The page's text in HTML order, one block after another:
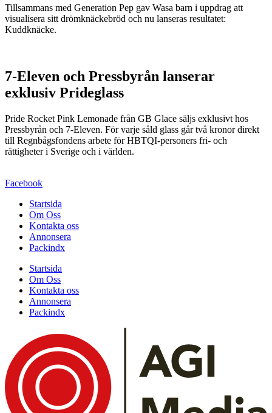
Tillsammans med Generation Pep gav Wasa barn i uppdrag att
visualisera sitt drömknäckebröd och nu lanseras resultatet:
Kuddknäcke.
7-Eleven och Pressbyrån lanserar
exklusiv Prideglass
Pride Rocket Pink Lemonade från GB Glace säljs exklusivt hos
Pressbyrån och 7-Eleven. För varje såld glass går två kronor direkt
till Regnbågsfondens arbete för HBTQI-personers fri- och
rättigheter i Sverige och i världen.
Facebook
Startsida
Om Oss
Kontakta oss
Annonsera
Packindx
Startsida
Om Oss
Kontakta oss
Annonsera
Packindx